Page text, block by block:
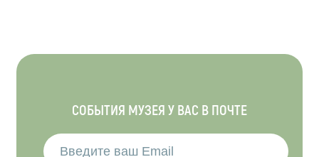
СОБЫТИЯ МУЗЕЯ У ВАС В ПОЧТЕ